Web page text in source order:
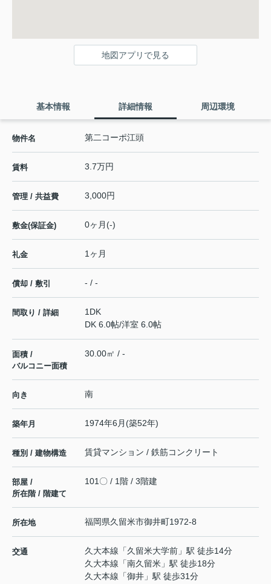
地図アプリで見る
基本情報 詳細情報 周辺環境
物件名 第二コーポ江頭
賃料 3.7万円
管理 / 共益費 3,000円
敷金(保証金) 0ヶ月(-)
礼金 1ヶ月
償却 / 敷引 - / -
間取り / 詳細
1DK
DK 6.0帖/洋室 6.0帖
面積 /
バルコニー面積
30.00㎡ / -
向き 南
築年月 1974年6月(築52年)
種別 / 建物構造 賃貸マンション / 鉄筋コンクリート
部屋 /
所在階 / 階建て
101〇 / 1階 / 3階建
所在地 福岡県久留米市御井町1972-8
交通 久大本線 「久留米大学前 」駅 徒歩14分
久大本線 「南久留米 」駅 徒歩18分
久大本線 「御井 」駅 徒歩31分